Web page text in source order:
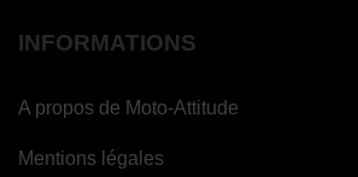
INFORMATIONS
A propos de Moto-Attitude
Mentions légales